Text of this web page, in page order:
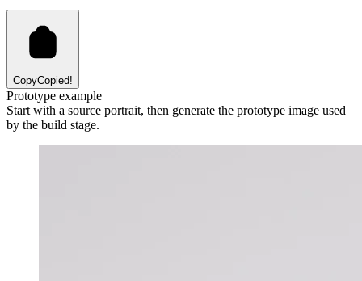
CopyCopied!
Prototype example
Start with a source portrait, then generate the prototype image used
by the build stage.